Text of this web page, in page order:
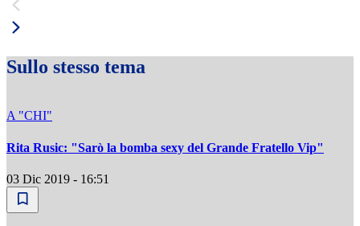
Sullo stesso tema
A "CHI"
Rita Rusic: "Sarò la bomba sexy del Grande Fratello Vip"
03 Dic 2019 - 16:51